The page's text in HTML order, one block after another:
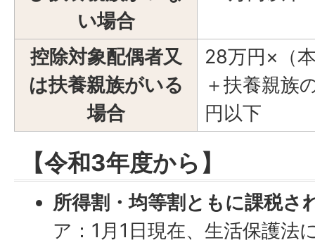
い場合
控除対象配偶者又
は扶養親族がいる
場合
28万円×（
＋扶養親族
円以下
【令和3年度から】
所得割・均等割ともに課税さ
ア：1月1日現在、生活保護法